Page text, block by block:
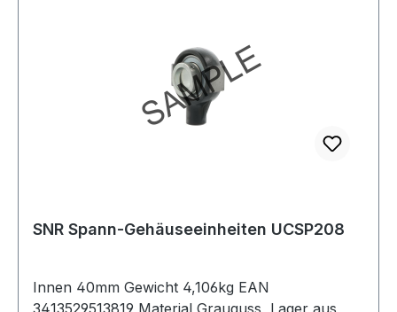
SNR Spann-Gehäuseeinheiten UCSP208
Innen 40mm Gewicht 4,106kg EAN
3413529513819 Material Grauguss, Lager aus